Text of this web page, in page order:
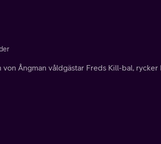
von Ångman våldgästar Freds Kill-bal, rycker